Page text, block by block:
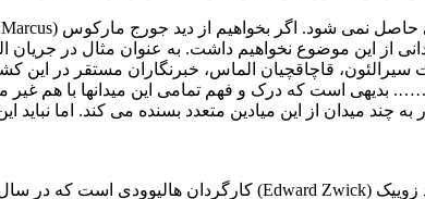
از این موضوع نخواهیم داشت. به عنوان مثال در
قاچاقچیان الماس، خبرنگاران مستقر در
و……. بدیهی است که درک و فهم تمامی این میدانها با
به چند میدان از این میادین متعدد بسنده می کند. اما